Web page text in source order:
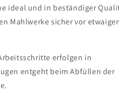
ideal und in beständiger
Mahlwerke sicher vor
erfolgen in
entgeht beim Abfüllen der